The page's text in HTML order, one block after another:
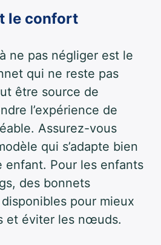
le confort
ne pas négliger est le
qui ne reste pas
être source de
l’expérience de
Assurez-vous
qui s’adapte bien
enfant. Pour les enfants
des bonnets
pour mieux
et éviter les nœuds.